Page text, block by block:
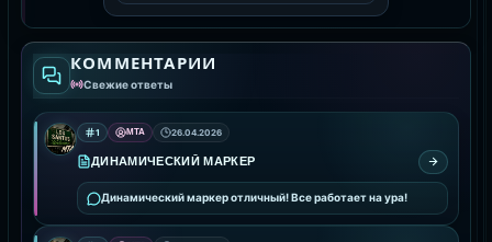
КОММЕНТАРИИ
Свежие ответы
1 MTA 26.04.2026
ДИНАМИЧЕСКИЙ МАРКЕР
Динамический маркер отличный! Все работает на ура!